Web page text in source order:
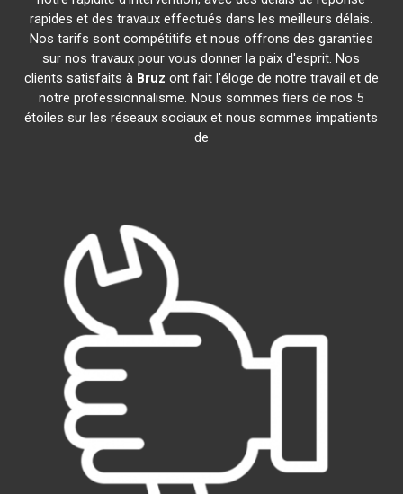
rapides et des travaux effectués dans les meilleurs délais.
Nos tarifs sont compétitifs et nous offrons des garanties
sur nos travaux pour vous donner la paix d'esprit. Nos
clients satisfaits à Bruz ont fait l'éloge de notre travail et de
notre professionnalisme. Nous sommes fiers de nos 5
étoiles sur les réseaux sociaux et nous sommes impatients
de